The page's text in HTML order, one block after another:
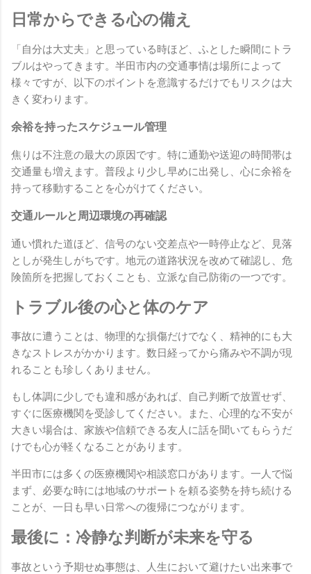
日常からできる心の備え
「自分は大丈夫」と思っている時ほど、ふとした瞬間にトラ
ブルはやってきます。半田市内の交通事情は場所によって
様々ですが、以下のポイントを意識するだけでもリスクは大
きく変わります。
余裕を持ったスケジュール管理
焦りは不注意の最大の原因です。特に通勤や送迎の時間帯は
交通量も増えます。普段より少し早めに出発し、心に余裕を
持って移動することを心がけてください。
交通ルールと周辺環境の再確認
通い慣れた道ほど、信号のない交差点や一時停止など、見落
としが発生しがちです。地元の道路状況を改めて確認し、危
険箇所を把握しておくことも、立派な自己防衛の一つです。
トラブル後の心と体のケア
事故に遭うことは、物理的な損傷だけでなく、精神的にも大
きなストレスがかかります。数日経ってから痛みや不調が現
れることも珍しくありません。
もし体調に少しでも違和感があれば、自己判断で放置せず、
すぐに医療機関を受診してください。また、心理的な不安が
大きい場合は、家族や信頼できる友人に話を聞いてもらうだ
けでも心が軽くなることがあります。
半田市には多くの医療機関や相談窓口があります。一人で悩
まず、必要な時には地域のサポートを頼る姿勢を持ち続ける
ことが、一日も早い日常への復帰につながります。
最後に：冷静な判断が未来を守る
事故という予期せぬ事態は、人生において避けたい出来事で